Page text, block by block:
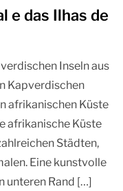
e das Ilhas de
Inseln aus
Kapverdischen
afrikanischen Küste
afrikanische Küste
Städten,
Eine kunstvolle
unteren Rand […]